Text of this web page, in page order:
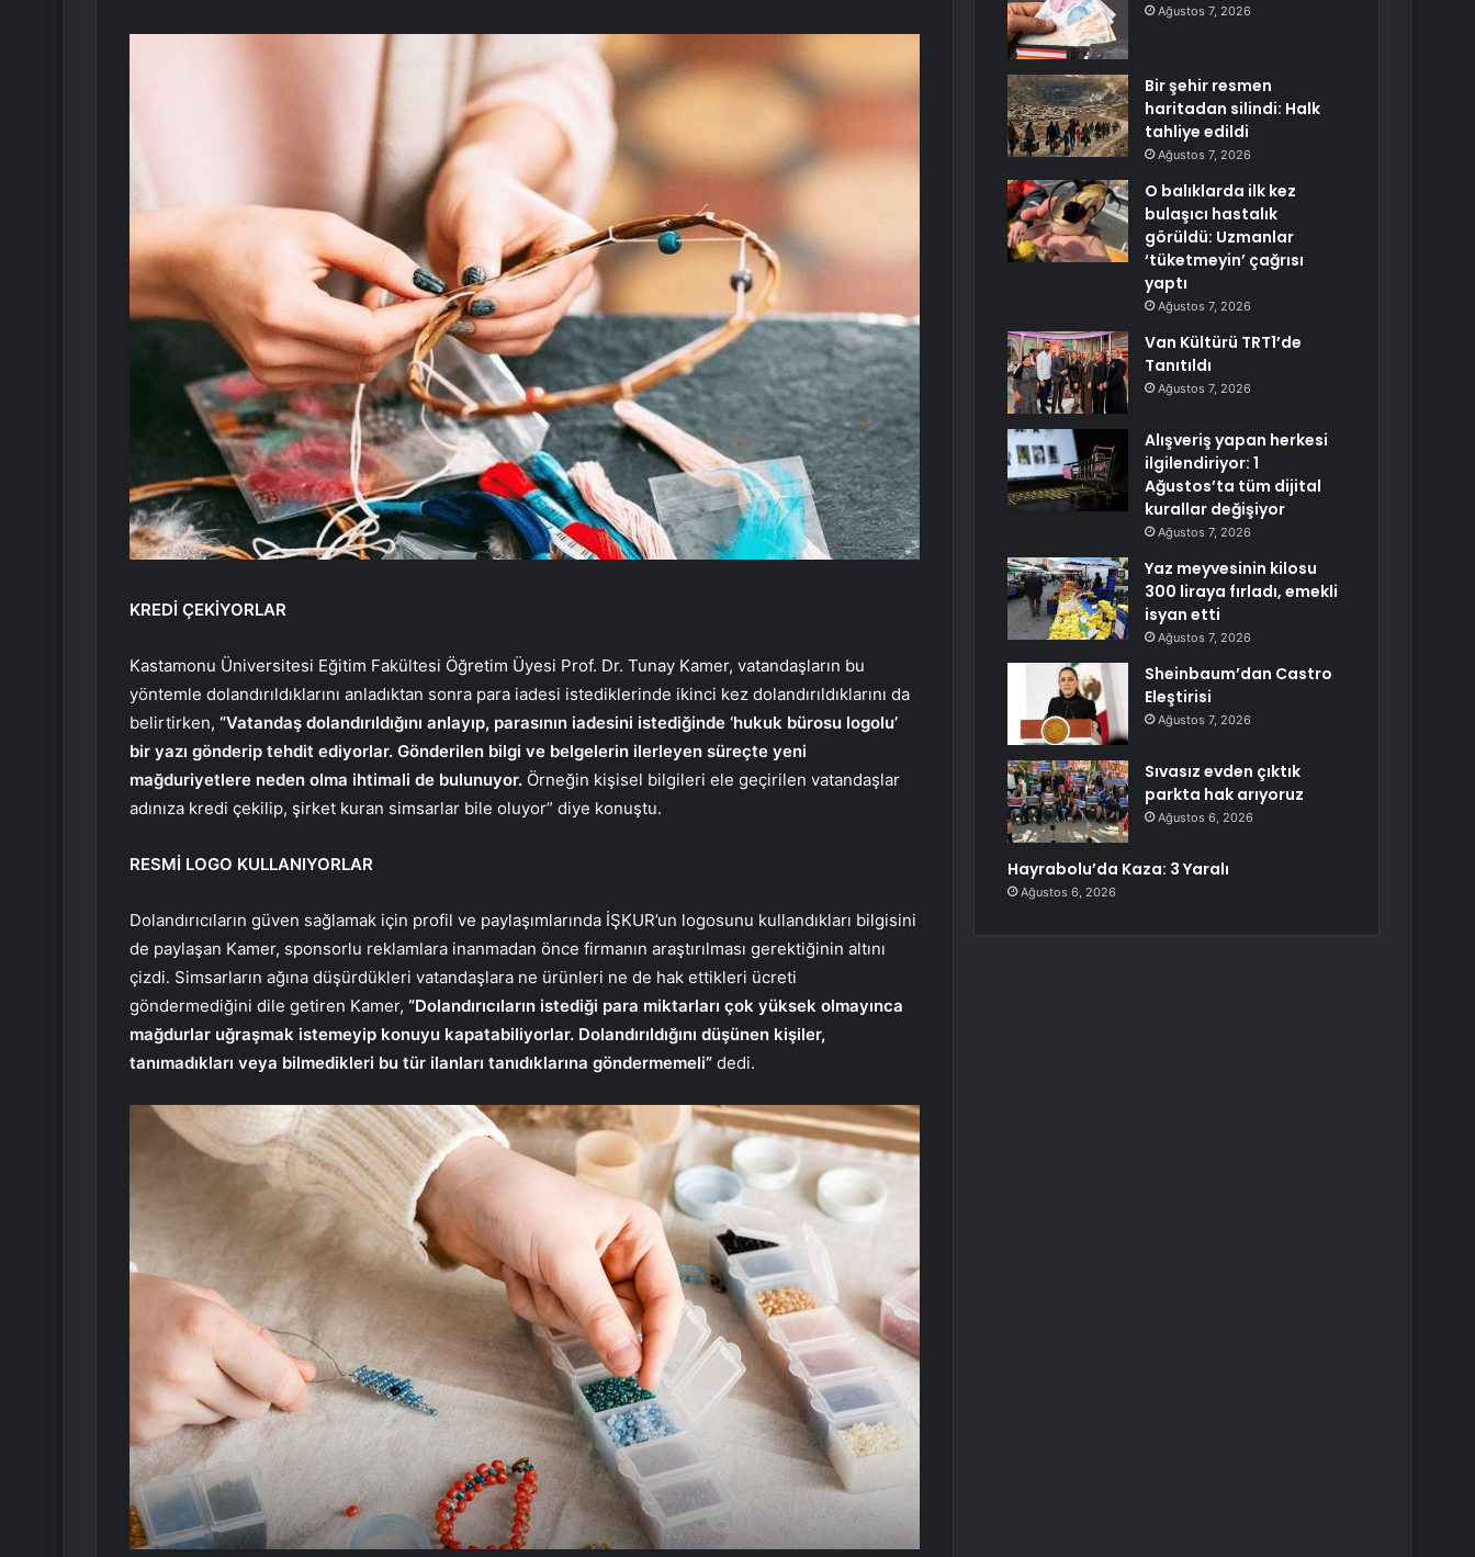
KREDİ ÇEKİYORLAR
Kastamonu Üniversitesi Eğitim Fakültesi Öğretim Üyesi Prof. Dr. Tunay Kamer, vatandaşların bu
yöntemle dolandırıldıklarını anladıktan sonra para iadesi istediklerinde ikinci kez dolandırıldıklarını da
belirtirken, “Vatandaş dolandırıldığını anlayıp, parasının iadesini istediğinde ‘hukuk bürosu logolu’
bir yazı gönderip tehdit ediyorlar. Gönderilen bilgi ve belgelerin ilerleyen süreçte yeni
mağduriyetlere neden olma ihtimali de bulunuyor. Örneğin kişisel bilgileri ele geçirilen vatandaşlar
adınıza kredi çekilip, şirket kuran simsarlar bile oluyor” diye konuştu.
RESMİ LOGO KULLANIYORLAR
Dolandırıcıların güven sağlamak için profil ve paylaşımlarında İŞKUR’un logosunu kullandıkları bilgisini
de paylaşan Kamer, sponsorlu reklamlara inanmadan önce firmanın araştırılması gerektiğinin altını
çizdi. Simsarların ağına düşürdükleri vatandaşlara ne ürünleri ne de hak ettikleri ücreti
göndermediğini dile getiren Kamer, “Dolandırıcıların istediği para miktarları çok yüksek olmayınca
mağdurlar uğraşmak istemeyip konuyu kapatabiliyorlar. Dolandırıldığını düşünen kişiler,
tanımadıkları veya bilmedikleri bu tür ilanları tanıdıklarına göndermemeli” dedi.
Ağustos 7, 2026
Bir şehir resmen
haritadan silindi: Halk
tahliye edildi
Ağustos 7, 2026
O balıklarda ilk kez
bulaşıcı hastalık
görüldü: Uzmanlar
‘tüketmeyin’ çağrısı
yaptı
Ağustos 7, 2026
Van Kültürü TRT1’de
Tanıtıldı
Ağustos 7, 2026
Alışveriş yapan herkesi
ilgilendiriyor: 1
Ağustos’ta tüm dijital
kurallar değişiyor
Ağustos 7, 2026
Yaz meyvesinin kilosu
300 liraya fırladı, emekli
isyan etti
Ağustos 7, 2026
Sheinbaum’dan Castro
Eleştirisi
Ağustos 7, 2026
Sıvasız evden çıktık
parkta hak arıyoruz
Ağustos 6, 2026
Hayrabolu’da Kaza: 3 Yaralı
Ağustos 6, 2026